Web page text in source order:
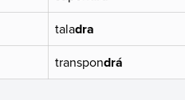
taladra
transpondrá